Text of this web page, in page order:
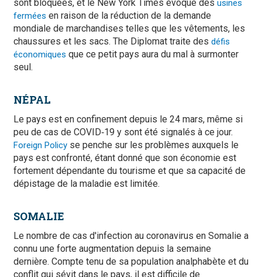
sont bloquées, et le New York Times évoque des usines
fermées en raison de la réduction de la demande
mondiale de marchandises telles que les vêtements, les
chaussures et les sacs. The Diplomat traite des défis
économiques que ce petit pays aura du mal à surmonter
seul.
NÉPAL
Le pays est en confinement depuis le 24 mars, même si
peu de cas de COVID‑19 y sont été signalés à ce jour.
Foreign Policy se penche sur les problèmes auxquels le
pays est confronté, étant donné que son économie est
fortement dépendante du tourisme et que sa capacité de
dépistage de la maladie est limitée.
SOMALIE
Le nombre de cas d'infection au coronavirus en Somalie a
connu une forte augmentation depuis la semaine
dernière. Compte tenu de sa population analphabète et du
conflit qui sévit dans le pays, il est difficile de